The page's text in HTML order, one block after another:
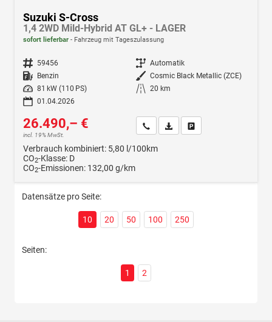
Suzuki S-Cross
1,4 2WD Mild-Hybrid AT GL+ - LAGER
sofort lieferbar Fahrzeug mit Tageszulassung
Fahrzeugnr. 59456 Getriebe Automatik
Kraftstoff Benzin Außenfarbe Cosmic Black Metallic (ZCE)
Leistung
81 kW (110 PS) Kilometerstand 20 km
01.04.2026
26.490,– €
incl. 19% MwSt.
Wir rufen Sie anFahrzeugexposé (PDF)
Verbrauch kombiniert: 5,80 l/100km
CO2-Klasse: D
CO2-Emissionen: 132,00 g/km
Datensätze pro Seite:
10 20 50 100 250
Seiten:
1 2